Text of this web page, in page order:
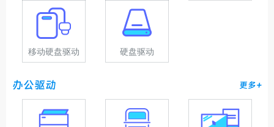
移动硬盘驱动 硬盘驱动
办公驱动 更多+